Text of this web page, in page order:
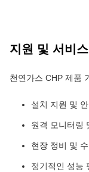
지원 및 서비
천연가스 CHP 제품
설치 지원 및 안
원격 모니터링
현장 정비 및
정기적인 성능